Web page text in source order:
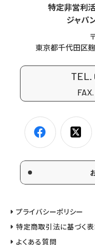
特定非営利
ジャパ
東京都千代田区
TEL.
プライバシーポリシー
特定商取引法に基づく
よくある質問